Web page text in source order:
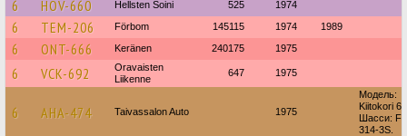
6 HOV-660 Hellsten Soini 525 1974
6 TEM-206 Förbom 145115 1974 1989
6 ONT-666 Keränen 240175 1975
6 VCK-692
Oravaisten
Liikenne
647 1975
6 AHA-474 Taivassalon Auto 1975
Модель:
Kiitokori 6 /
Шасси:
314-3S.